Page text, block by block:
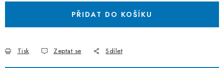
PŘIDAT DO KOŠÍKU
Tisk Zeptat se Sdílet